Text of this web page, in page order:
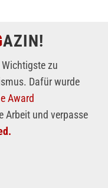
AZIN!
zu
Dafür wurde
Award
Arbeit und verpasse